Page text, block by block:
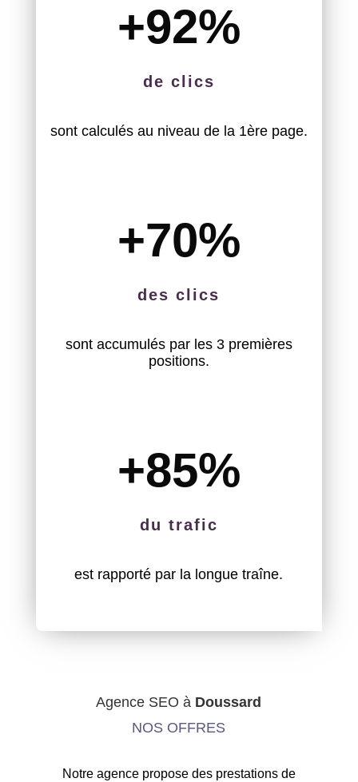
+92%
de clics
sont calculés au niveau de la 1ère page.
+70%
des clics
sont accumulés par les 3 premières
positions.
+85%
du trafic
est rapporté par la longue traîne.
Agence SEO à Doussard
NOS OFFRES
Notre agence propose des prestations de